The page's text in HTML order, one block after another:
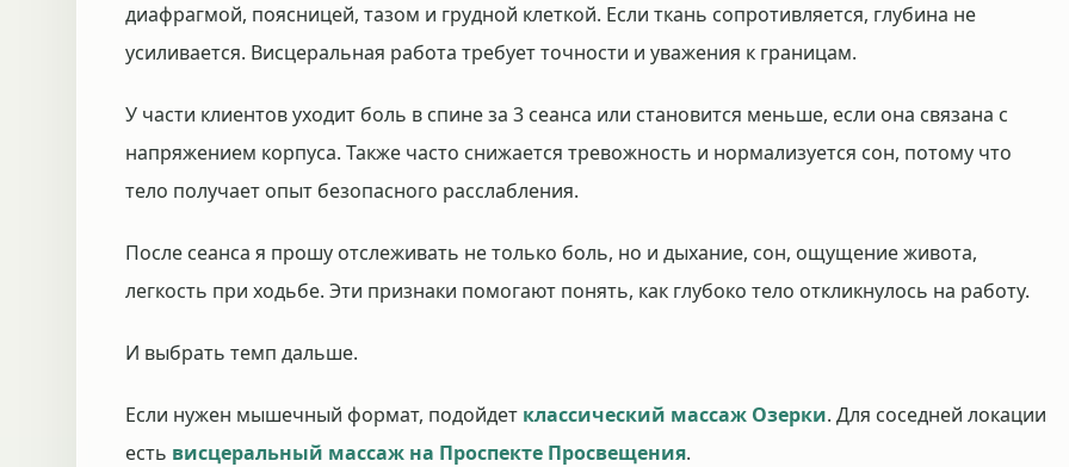
диафрагмой, поясницей, тазом и грудной клеткой. Если ткань сопротивляется, глубина не
усиливается. Висцеральная работа требует точности и уважения к границам.
У части клиентов уходит боль в спине за 3 сеанса или становится меньше, если она связана с
напряжением корпуса. Также часто снижается тревожность и нормализуется сон, потому что
тело получает опыт безопасного расслабления.
После сеанса я прошу отслеживать не только боль, но и дыхание, сон, ощущение живота,
легкость при ходьбе. Эти признаки помогают понять, как глубоко тело откликнулось на работу.
И выбрать темп дальше.
Если нужен мышечный формат, подойдет классический массаж Озерки. Для соседней локации
есть висцеральный массаж на Проспекте Просвещения.